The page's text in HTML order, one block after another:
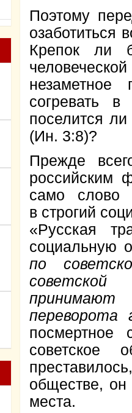
Поэтому
озаботиться
Крепок ли
незаметное
согревать
поселится
(Ин. 3:8)?
Прежде
российским
само слово
в строгий
«Русская
социальную
по
советской
принимают
переворота
посмертное
советское
обществе, он
места.